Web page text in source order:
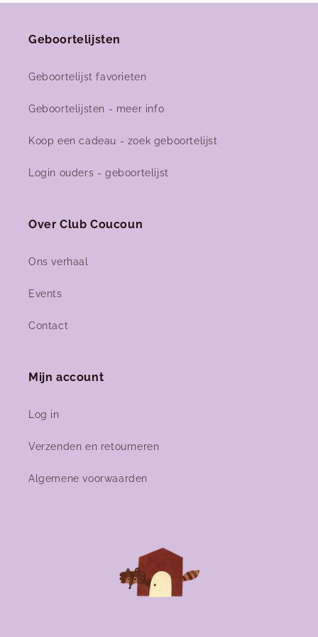
Geboortelijsten
Geboortelijst favorieten
Geboortelijsten - meer info
Koop een cadeau - zoek geboortelijst
Login ouders - geboortelijst
Over Club Coucoun
Ons verhaal
Events
Contact
Mijn account
Log in
Verzenden en retourneren
Algemene voorwaarden